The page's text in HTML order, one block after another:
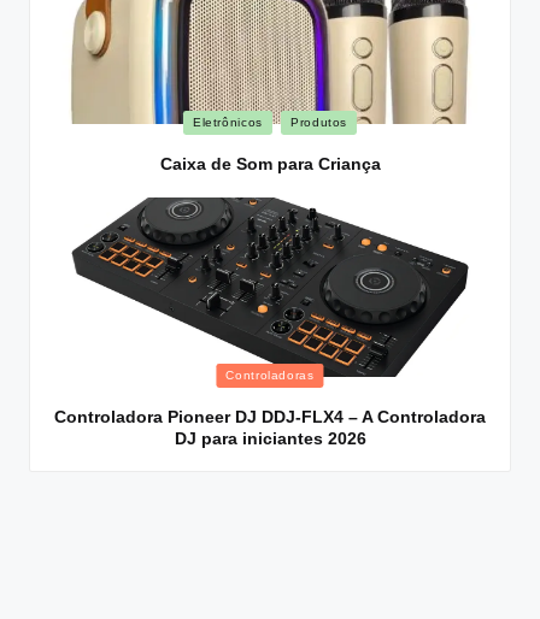
Posted
Eletrônicos Produtos
Caixa de Som para Criança
Posted
Controladoras
Controladora Pioneer DJ DDJ-FLX4 – A Controladora
DJ para iniciantes 2026